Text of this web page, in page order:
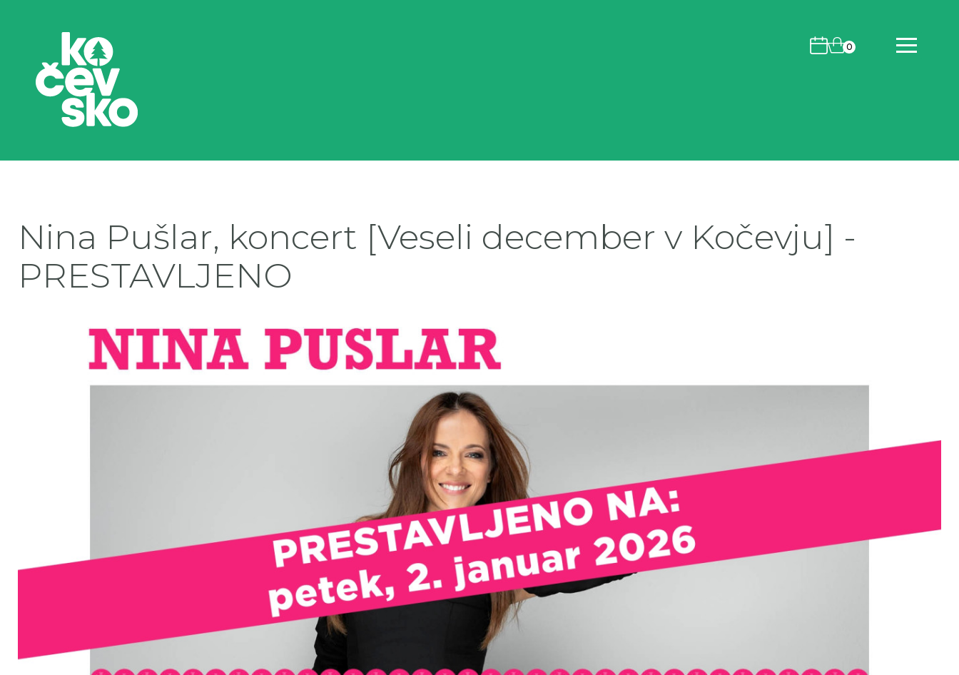
Koledar dogodkov
0
Košarica
Nina Pušlar, koncert [Veseli december v Kočevju] -
PRESTAVLJENO